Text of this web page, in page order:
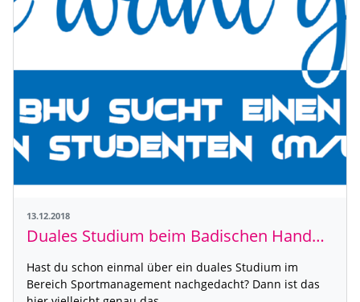
13.12.2018
Duales Studium beim Badischen Handball-Verband
Hast du schon einmal über ein duales Studium im
Bereich Sportmanagement nachgedacht? Dann ist das